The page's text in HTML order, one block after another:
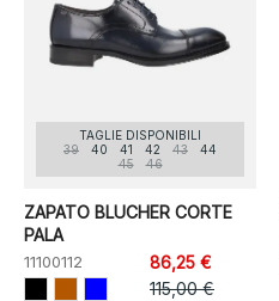
TAGLIE DISPONIBILI
39
40 41 42 43
44
45
46
ZAPATO BLUCHER CORTE
PALA
11100112
86,25 €
115,00 €